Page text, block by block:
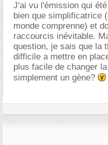
J'ai vu l'émission qui
bien que simplificatrice
monde comprenne) et
raccourcis inévitable.
question, je sais que la
difficile a mettre en
plus facile de changer
simplement un gène?